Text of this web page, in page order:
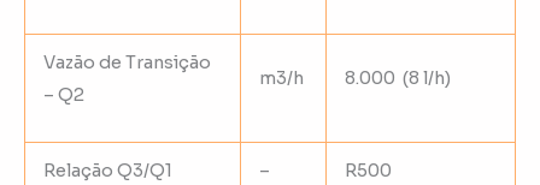
Vazão de Transição
– Q2
m3/h 8.000 (8 l/h)
Relação Q3/Q1 – R500